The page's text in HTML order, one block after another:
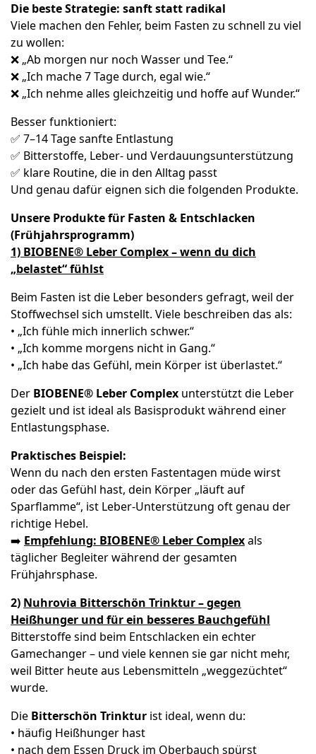
Die beste Strategie: sanft statt radikal
Viele machen den Fehler, beim Fasten zu schnell zu viel
zu wollen:
❌ „Ab morgen nur noch Wasser und Tee.“
❌ „Ich mache 7 Tage durch, egal wie.“
❌ „Ich nehme alles gleichzeitig und hoffe auf Wunder.“
Besser funktioniert:
✅ 7–14 Tage sanfte Entlastung
✅ Bitterstoffe, Leber- und Verdauungsunterstützung
✅ klare Routine, die in den Alltag passt
Und genau dafür eignen sich die folgenden Produkte.
Unsere Produkte für Fasten & Entschlacken
(Frühjahrsprogramm)
1) BIOBENE® Leber Complex – wenn du dich
„belastet“ fühlst
Beim Fasten ist die Leber besonders gefragt, weil der
Stoffwechsel sich umstellt. Viele beschreiben das als:
• „Ich fühle mich innerlich schwer.“
• „Ich komme morgens nicht in Gang.“
• „Ich habe das Gefühl, mein Körper ist überlastet.“
Der BIOBENE® Leber Complex unterstützt die Leber
gezielt und ist ideal als Basisprodukt während einer
Entlastungsphase.
Praktisches Beispiel:
Wenn du nach den ersten Fastentagen müde wirst
oder das Gefühl hast, dein Körper „läuft auf
Sparflamme“, ist Leber-Unterstützung oft genau der
richtige Hebel.
➡️ Empfehlung: BIOBENE® Leber Complexals
täglicher Begleiter während der gesamten
Frühjahrsphase.
2) Nuhrovia Bitterschön Trinktur – gegen
Heißhunger und für ein besseres Bauchgefühl
Bitterstoffe sind beim Entschlacken ein echter
Gamechanger – und viele kennen sie gar nicht mehr,
weil Bitter heute aus Lebensmitteln „weggezüchtet“
wurde.
Die Bitterschön Trinktur ist ideal, wenn du:
• häufig Heißhunger hast
• nach dem Essen Druck im Oberbauch spürst